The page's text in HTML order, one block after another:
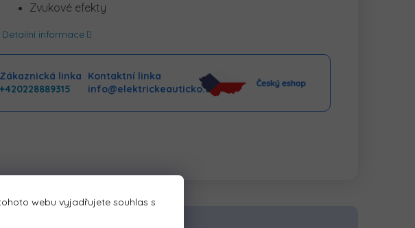
webu vyjadřujete souhlas s
Zvukové efekty
Detailní informace
Zákaznická linka
+420228889315
Kontaktní linka
info@elektrickeauticko.cz